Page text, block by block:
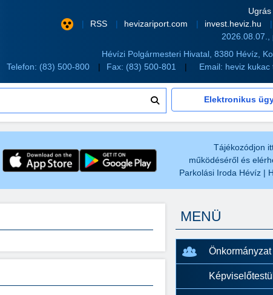
RSS
hevizariport.com invest.heviz.hu
2026.08.07.,
Hévízi Polgármesteri Hivatal, 8380 Hévíz,
Telefon: (83) 500-800 Fax: (83) 500-801 Email: heviz kukac
Elektronikus
Tájékozódjon
működéséről és
Parkolási Iroda Hévíz |
MENÜ
Önkormányzat